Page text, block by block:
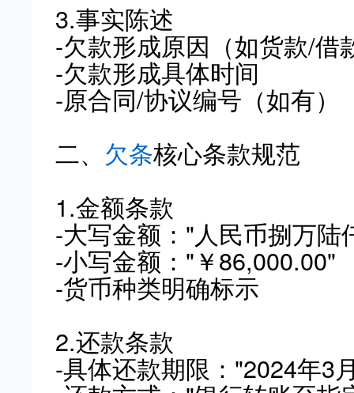
3.事实陈述
-欠款形成原因（如货款/借
-欠款形成具体时间
-原合同/协议编号（如有）
二、 欠条核心条款规范
1.金额条款
-大写金额："人民币捌万陆
-小写金额："￥86,000.00"
-货币种类明确标示
2.还款条款
-具体还款期限："2024年3